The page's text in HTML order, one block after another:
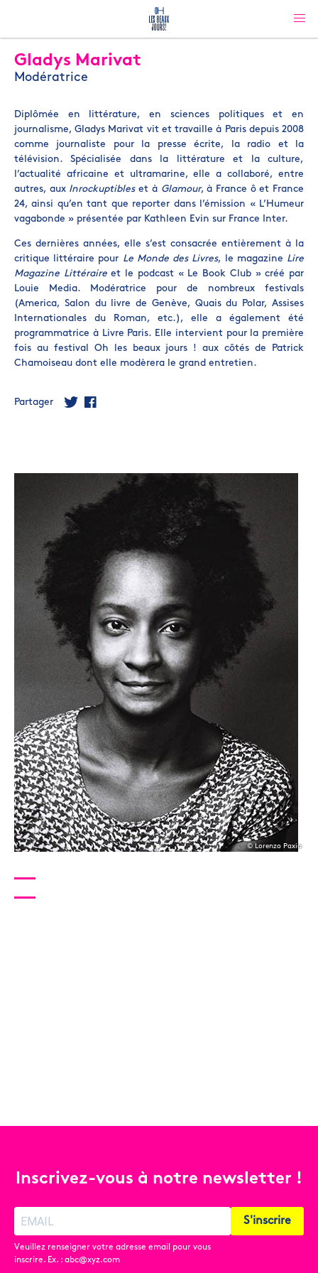
Gladys Marivat
Modératrice
Diplômée en littérature, en sciences politiques et en
journalisme, Gladys Marivat vit et travaille à Paris depuis 2008
comme journaliste pour la presse écrite, la radio et la
télévision. Spécialisée dans la littérature et la culture,
l’actualité africaine et ultramarine, elle a collaboré, entre
autres, aux Inrockuptibleset à Glamour, à France ô et France
24, ainsi qu’en tant que reporter dans l’émission « L’Humeur
vagabonde » présentée par Kathleen Evin sur France Inter.
Ces dernières années, elle s’est consacrée entièrement à la
critique littéraire pour Le Monde des Livres, le magazine Lire
Magazine Littéraireet le podcast « Le Book Club » créé par
Louie Media. Modératrice pour de nombreux festivals
(America, Salon du livre de Genève, Quais du Polar, Assises
Internationales du Roman, etc.), elle a également été
programmatrice à Livre Paris. Elle intervient pour la première
fois au festival Oh les beaux jours ! aux côtés de Patrick
Chamoiseau dont elle modèrera le grand entretien.
Partager
© Lorenzo Paxia
Inscrivez-vous à notre newsletter !
Veuillez renseigner votre adresse email pour vous
inscrire. Ex. : abc@xyz.com
S'inscrire